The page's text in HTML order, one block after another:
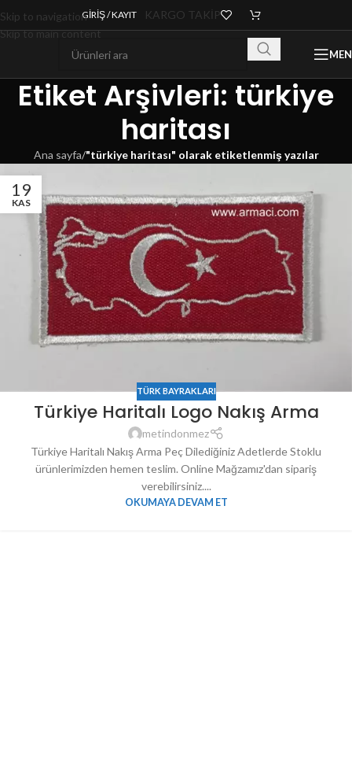
Skip to navigation
Skip to main content
GIRIŞ / KAYIT KARGO TAKİP
Etiket Arşivleri: türkiye
haritası
Ana sayfa/"türkiye haritası" olarak etiketlenmiş yazılar
19
KAS
TÜRK BAYRAKLARI
Türkiye Haritalı Logo Nakış Arma
metindonmez
Türkiye Haritalı Nakış Arma Peç Dilediğiniz Adetlerde Stoklu
ürünlerimizden hemen teslim. Online Mağzamız'dan sipariş
verebilirsiniz....
OKUMAYA DEVAM ET